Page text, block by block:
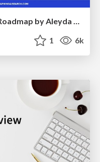
The AI Search Optimization Roadmap by Aleyda Solis
1 6k